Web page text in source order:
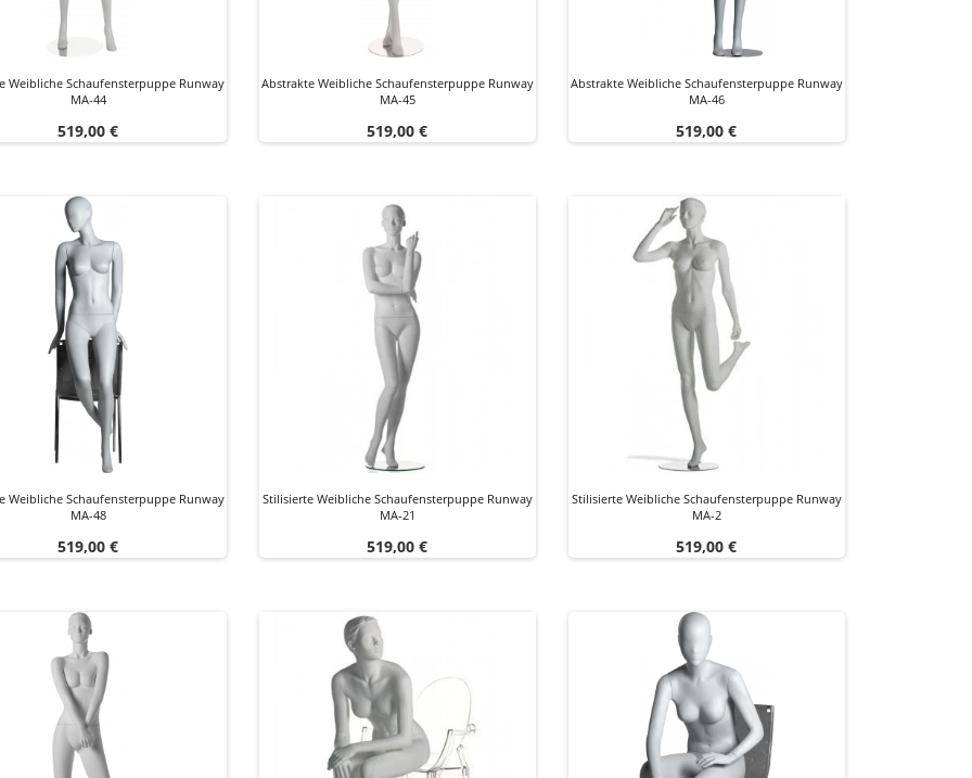
Weibliche Schaufensterpuppe Runway
MA-44
Preis
519,00 €
Abstrakte Weibliche Schaufensterpuppe Runway
MA-45
Preis
519,00 €
Abstrakte Weibliche Schaufensterpuppe Runway
MA-46
Preis
519,00 €
Weibliche Schaufensterpuppe Runway
MA-48
Preis
519,00 €
Stilisierte Weibliche Schaufensterpuppe Runway
MA-21
Preis
519,00 €
Stilisierte Weibliche Schaufensterpuppe Runway
MA-2
Preis
519,00 €